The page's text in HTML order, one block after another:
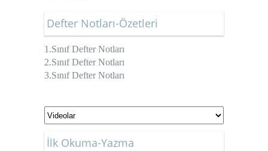
Defter Notları-Özetleri
1.Sınıf Defter Notları
2.Sınıf Defter Notları
3.Sınıf Defter Notları
İlk Okuma-Yazma